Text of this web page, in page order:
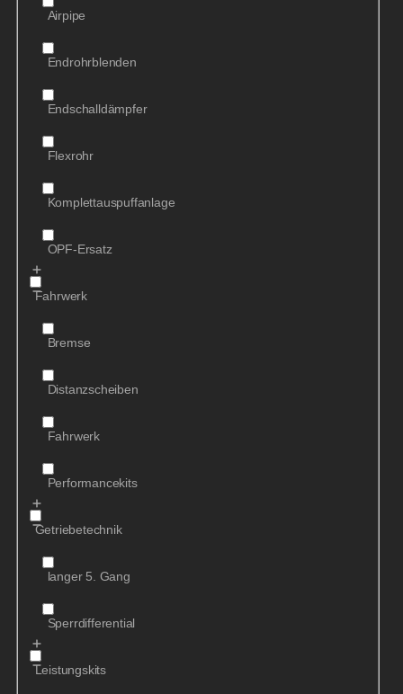
Airpipe
Endrohrblenden
Endschalldämpfer
Flexrohr
Komplettauspuffanlage
OPF-Ersatz
Fahrwerk
Bremse
Distanzscheiben
Fahrwerk
Performancekits
Getriebetechnik
langer 5. Gang
Sperrdifferential
Leistungskits